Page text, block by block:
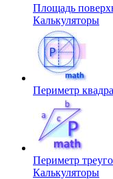
Площадь
Калькуляторы
Периметр
Периметр
Калькуляторы